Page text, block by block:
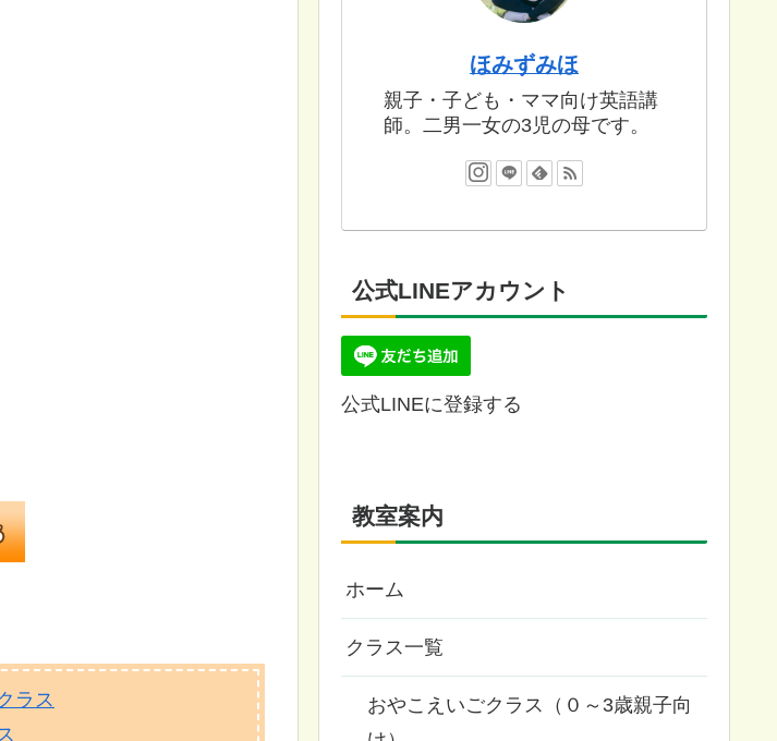
ラス
ほみずみほ
親子・子ども・ママ向け英語講
師。二男一女の3児の母です。
公式LINEアカウント
公式LINEに登録する
教室案内
ホーム
クラス一覧
おやこえいごクラス（０～3歳親子向